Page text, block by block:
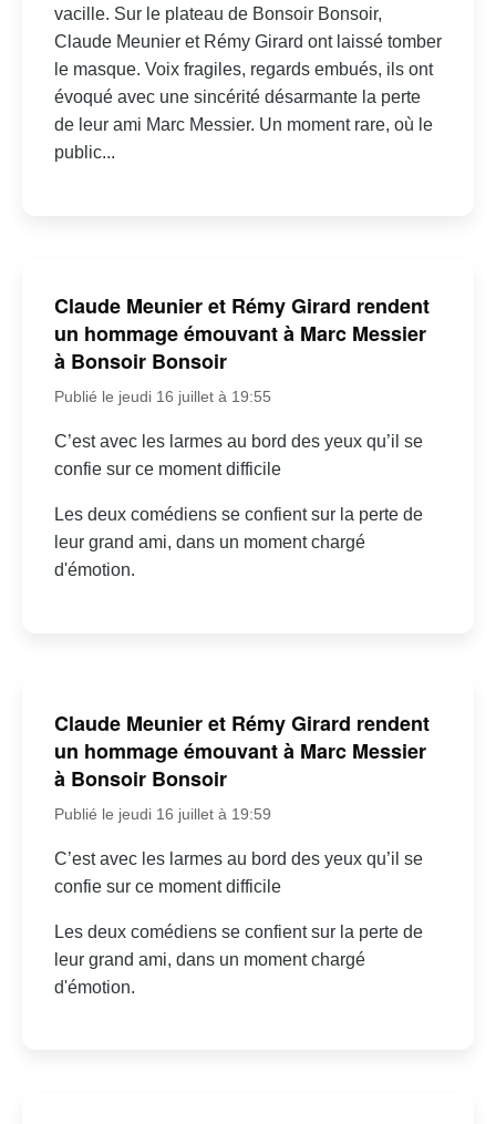
vacille. Sur le plateau de Bonsoir Bonsoir,
Claude Meunier et Rémy Girard ont laissé tomber
le masque. Voix fragiles, regards embués, ils ont
évoqué avec une sincérité désarmante la perte
de leur ami Marc Messier. Un moment rare, où le
public...
Claude Meunier et Rémy Girard rendent
un hommage émouvant à Marc Messier
à Bonsoir Bonsoir
Publié le jeudi 16 juillet à 19:55
C’est avec les larmes au bord des yeux qu’il se
confie sur ce moment difficile
Les deux comédiens se confient sur la perte de
leur grand ami, dans un moment chargé
d'émotion.
Claude Meunier et Rémy Girard rendent
un hommage émouvant à Marc Messier
à Bonsoir Bonsoir
Publié le jeudi 16 juillet à 19:59
C’est avec les larmes au bord des yeux qu’il se
confie sur ce moment difficile
Les deux comédiens se confient sur la perte de
leur grand ami, dans un moment chargé
d'émotion.